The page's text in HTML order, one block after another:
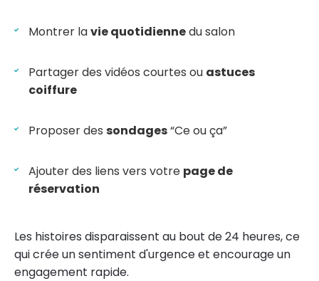
Montrer lavie quotidiennedu salon
Partager des vidéos courtes ou astuces
coiffure
Proposer des sondages“Ce ou ça”
Ajouter des liens vers votre page de
réservation
Les histoires disparaissent au bout de 24 heures, ce
qui crée un sentiment d'urgence et encourage un
engagement rapide.